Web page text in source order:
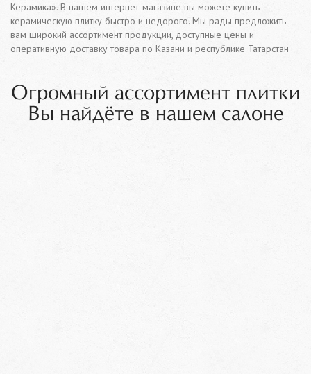
Керамика». В нашем интернет-магазине вы можете купить
керамическую плитку быстро и недорого. Мы рады предложить
вам широкий ассортимент продукции, доступные цены и
оперативную доставку товара по Казани и республике Татарстан
Огромный ассортимент плитки
Вы найдёте в нашем салоне